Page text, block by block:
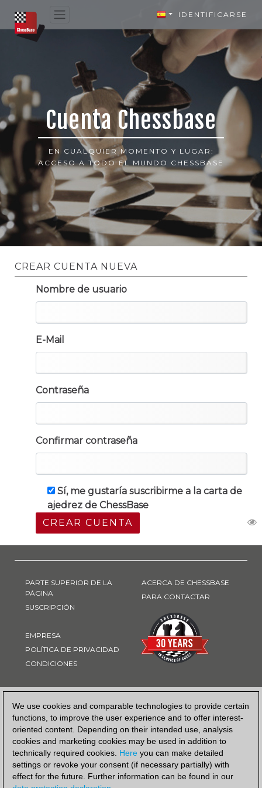
We use cookies and comparable technologies to provide certain
functions, to improve the user experience and to offer interest-
oriented content. Depending on their intended use, analysis
cookies and marketing cookies may be used in addition to
technically required cookies. Here you can make detailed
settings or revoke your consent (if necessary partially) with
effect for the future. Further information can be found in our
IDENTIFICARSE
Cuenta Chessbase
EN CUALQUIER MOMENTO Y LUGAR:
ACCESO A TODO EL MUNDO CHESSBASE
CREAR CUENTA NUEVA
Nombre de usuario
E-Mail
Contraseña
Confirmar contraseña
Sí, me gustaría suscribirme a la carta de
ajedrez de ChessBase
CREAR CUENTA
PARTE SUPERIOR DE LA
PÁGINA
SUSCRIPCIÓN
EMPRESA
POLÍTICA DE PRIVACIDAD
CONDICIONES
ACERCA DE CHESSBASE
PARA CONTACTAR
FORMA DE PAGO